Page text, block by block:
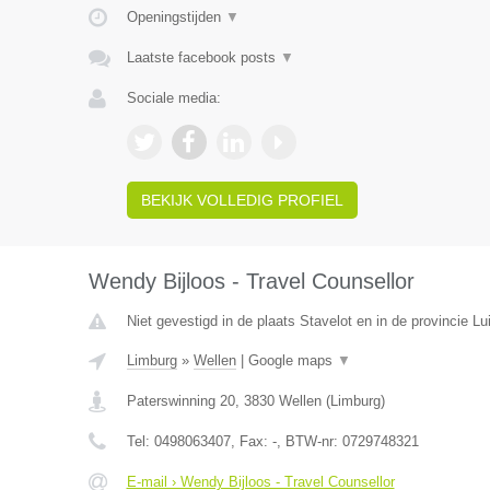
Openingstijden ▼
Laatste facebook posts ▼
Sociale media:
BEKIJK VOLLEDIG PROFIEL
Wendy Bijloos - Travel Counsellor
Niet gevestigd in de plaats Stavelot en in de provincie
Limburg» Wellen| Google maps ▼
Paterswinning 20, 3830 Wellen(Limburg)
Tel: 0498063407, Fax: -, BTW-nr: 0729748321
E-mail › Wendy Bijloos - Travel Counsellor